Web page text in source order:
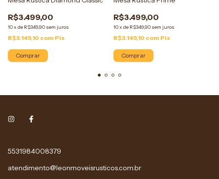
R$3.499,00
10x de R$349,90 sem juros
R$3.149,10 com Pix
Comprar
R$3.499,00
10x de R$349,90 sem juros
R$3.149,10 com Pix
Comprar
5531984008379
atendimento@leonmoveisrusticos.com.br